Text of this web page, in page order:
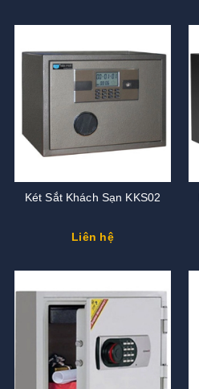
Két Sắt Khách Sạn KKS02
Liên hệ